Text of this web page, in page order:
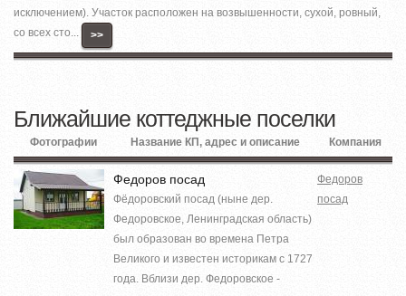
исключением). Участок расположен на возвышенности, сухой, ровный,
со всех сто...
>>
Ближайшие коттеджные поселки
Фотографии Название КП, адрес и описание Компания
Федоров посад
Фёдоровский посад (ныне дер.
Федоровское, Ленинградская область)
был образован во времена Петра
Великого и известен историкам с 1727
года. Вблизи дер. Федоровское -
Федоров
посад